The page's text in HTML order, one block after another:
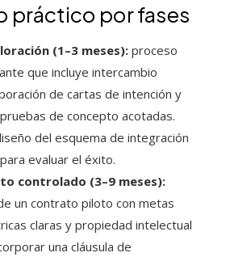
práctico por fases
(1–3 meses): proceso
que incluye intercambio
de cartas de intención y
de concepto acotadas.
del esquema de integración
evaluar el éxito.
controlado (3–9 meses):
un contrato piloto con metas
claras y propiedad intelectual
una cláusula de